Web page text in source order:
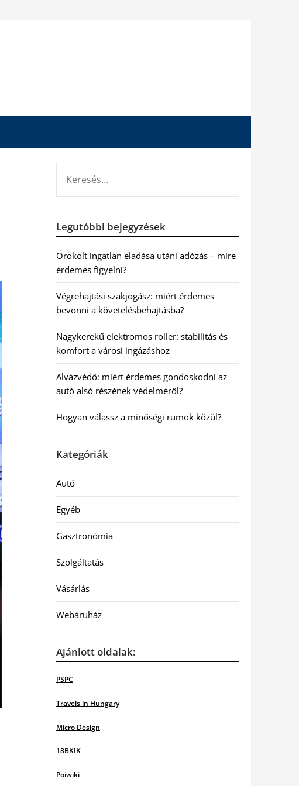
Legutóbbi bejegyzések
Örökölt ingatlan eladása utáni adózás – mire
érdemes figyelni?
Végrehajtási szakjogász: miért érdemes
bevonni a követelésbehajtásba?
Nagykerekű elektromos roller: stabilitás és
komfort a városi ingázáshoz
Alvázvédő: miért érdemes gondoskodni az
autó alsó részének védelméről?
Hogyan válassz a minőségi rumok közül?
Kategóriák
Autó
Egyéb
Gasztronómia
Szolgáltatás
Vásárlás
Webáruház
Ajánlott oldalak:
PSPC
Travels in Hungary
Micro Design
18BKIK
Poiwiki